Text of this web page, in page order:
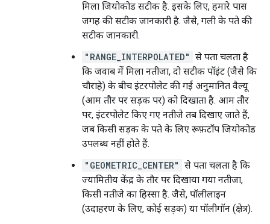
मिला जियोकोड सटीक है. इसके लिए, हमारे पास
जगह की सटीक जानकारी है. जैसे, गली के पते की
सटीक जानकारी.
"RANGE_INTERPOLATED" से पता चलता है
कि जवाब में मिला नतीजा, दो सटीक पॉइंट (जैसे कि
चौराहे) के बीच इंटरपोलेट की गई अनुमानित वैल्यू
(आम तौर पर सड़क पर) को दिखाता है. आम तौर
पर, इंटरपोलेट किए गए नतीजे तब दिखाए जाते हैं,
जब किसी सड़क के पते के लिए रूफ़टॉप जियोकोड
उपलब्ध नहीं होते हैं.
"GEOMETRIC_CENTER" से पता चलता है कि
ज्यामितीय केंद्र के तौर पर दिखाया गया नतीजा,
किसी नतीजे का हिस्सा है. जैसे, पॉलीलाइन
(उदाहरण के लिए, कोई सड़क) या पॉलीगॉन (क्षेत्र).